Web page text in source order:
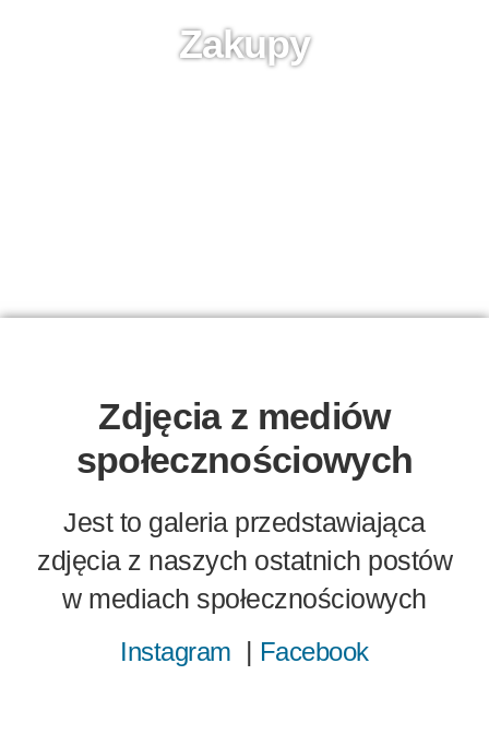
Zakupy
Zdjęcia z mediów
społecznościowych
Jest to galeria przedstawiająca
zdjęcia z naszych ostatnich postów
w mediach społecznościowych
Instagram | Facebook